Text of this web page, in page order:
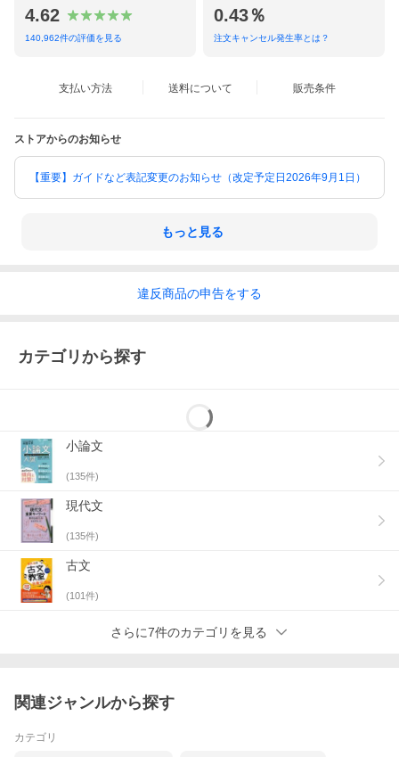
4.62
140,962件の評価を見る
0.43％
注文キャンセル発生率とは？
支払い方法 送料について 販売条件
ストアからのお知らせ
【重要】ガイドなど表記変更のお知らせ（改定予定日2026年9月1日）
もっと見る
違反商品の申告をする
カテゴリから探す
小論文
(135件)
現代文
(135件)
古文
(101件)
さらに7件のカテゴリを見る
関連ジャンルから探す
カテゴリ